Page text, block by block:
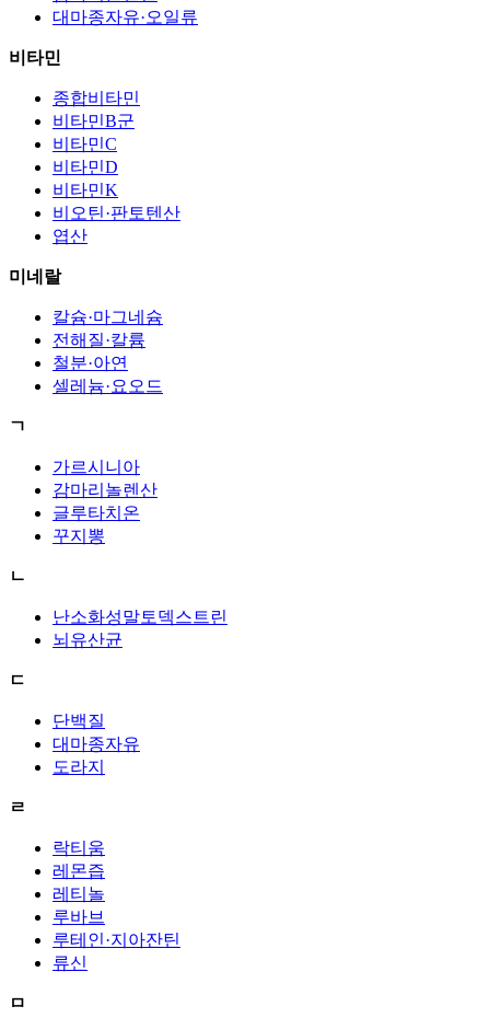
대마종자유·오일류
비타민
종합비타민
비타민B군
비타민C
비타민D
비타민K
비오틴·판토텐산
엽산
미네랄
칼슘·마그네슘
전해질·칼륨
철분·아연
셀레늄·요오드
ㄱ
가르시니아
감마리놀렌산
글루타치온
꾸지뽕
ㄴ
난소화성말토덱스트린
뇌유산균
ㄷ
단백질
대마종자유
도라지
ㄹ
락티움
레몬즙
레티놀
루바브
루테인·지아잔틴
류신
ㅁ